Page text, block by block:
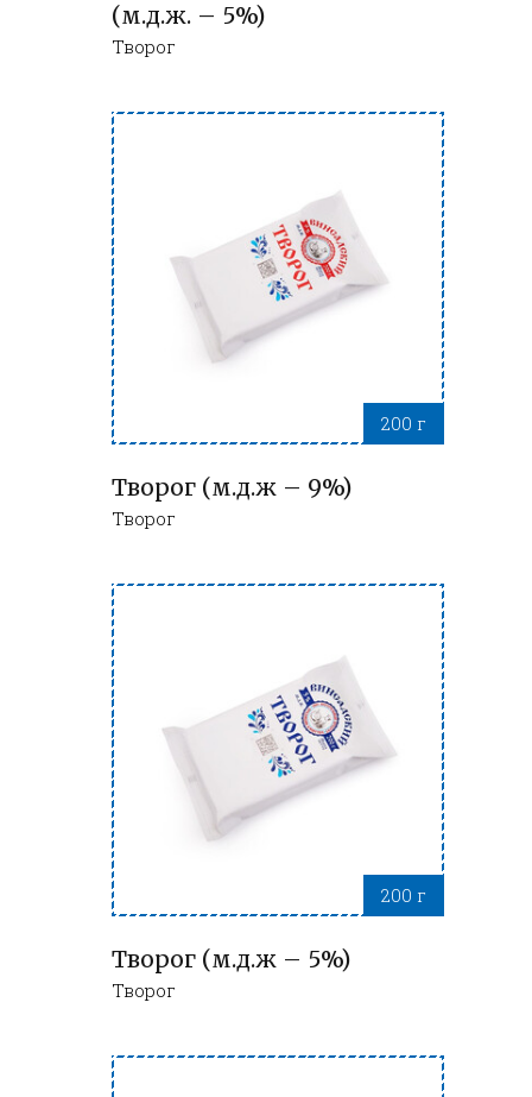
(м.д.ж. – 5%)
Творог
200 г
Творог (м.д.ж – 9%)
Творог
200 г
Творог (м.д.ж – 5%)
Творог